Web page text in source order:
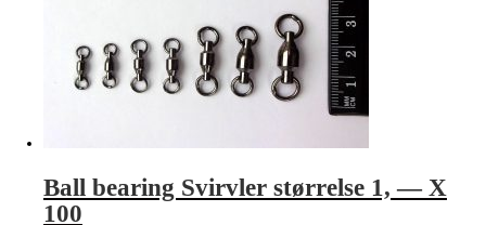
Ball bearing Svirvler størrelse 1, — X
100